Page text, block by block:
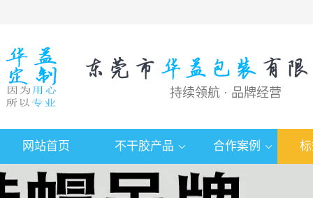
持续领航 · 品牌经营
网站首页 不干胶产品 合作案例